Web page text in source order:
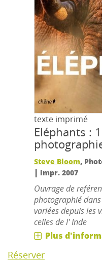
texte imprimé
Eléphants :
Steve Bloom,
| impr. 2007
Ouvrage de
photographié
variées depuis les
celles de l' Inde
Plus
Réserver